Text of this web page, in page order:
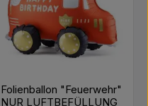
Folienballon "Feuerwehr"
NUR LUFTBEFÜLLUNG